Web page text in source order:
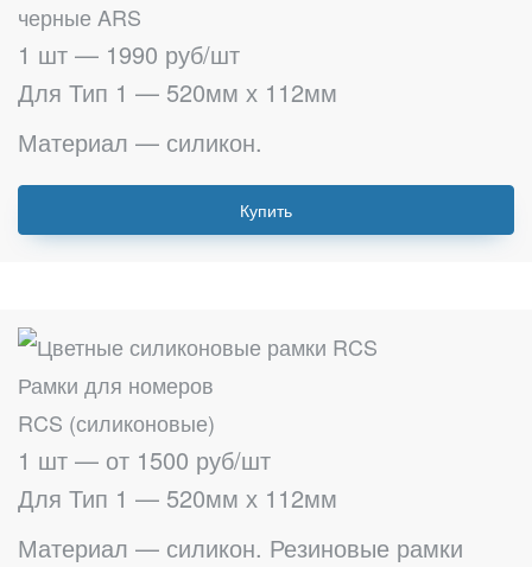
черные ARS
1 шт — 1990 руб/шт
Для Тип 1 — 520мм х 112мм
Материал — силикон.
Купить
Рамки для номеров
RCS (силиконовые)
1 шт — от 1500 руб/шт
Для Тип 1 — 520мм х 112мм
Материал — силикон. Резиновые рамки